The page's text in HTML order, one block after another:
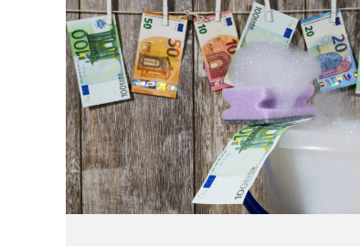
5.000.000 lire ciascuno, non erano stati
pagati integralmente gli interessi
riportati nel retro dei titoli. E questo a
causa di una modifica dei rendimenti
risalente al 1986, precedente alla loro
sottoscrizione, e di un timbro che Poste
aveva messo sopra la tabella, la quale
riportava un generico...